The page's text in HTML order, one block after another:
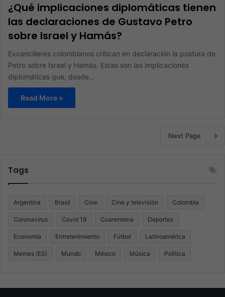
¿Qué implicaciones diplomáticas tienen
las declaraciones de Gustavo Petro
sobre Israel y Hamás?
Excancilleres colombianos critican en declaración la postura de
Petro sobre Israel y Hamás. Estas son las implicaciones
diplomáticas que, desde…
Read More »
Next Page
Tags
Argentina Brasil Cine Cine y televisión Colombia
Coronavirus Covid 19 Cuarentena Deportes
Economía Entretenimiento Fútbol Latinoamérica
Memes (ES) Mundo México Música Politica